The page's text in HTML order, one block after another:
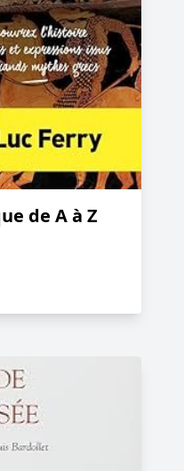
de A à Z